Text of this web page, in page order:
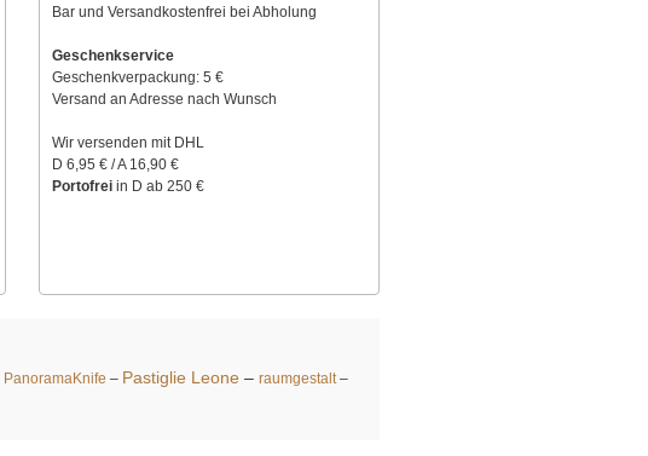
Bar und Versandkostenfrei bei Abholung
Geschenkservice
Geschenkverpackung: 5 €
Versand an Adresse nach Wunsch
Wir versenden mit DHL
D 6,95 € / A 16,90 €
Portofrei in D ab 250 €
PanoramaKnife – Pastiglie Leone – raumgestalt–